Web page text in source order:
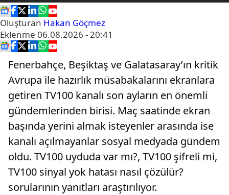
Oluşturan Hakan Göçmez
Eklenme 06.08.2026 - 20:41
Fenerbahçe, Beşiktaş ve Galatasaray’ın kritik
Avrupa ile hazırlık müsabakalarını ekranlara
getiren TV100 kanalı son ayların en önemli
gündemlerinden birisi. Maç saatinde ekran
başında yerini almak isteyenler arasında ise
kanalı açılmayanlar sosyal medyada gündem
oldu. TV100 uyduda var mı?, TV100 şifreli mi,
TV100 sinyal yok hatası nasıl çözülür?
sorularının yanıtları araştırılıyor.